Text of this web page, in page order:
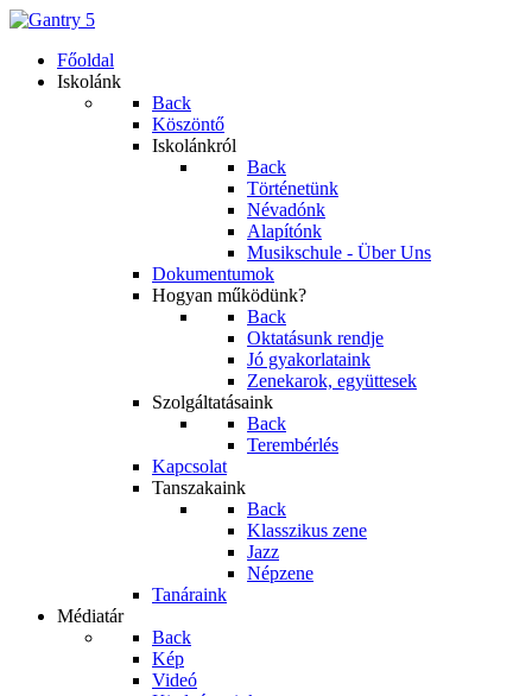
Főoldal
Iskolánk
Back
Köszöntő
Iskolánkról
Back
Történetünk
Névadónk
Alapítónk
Musikschule - Über Uns
Dokumentumok
Hogyan működünk?
Back
Oktatásunk rendje
Jó gyakorlataink
Zenekarok, együttesek
Szolgáltatásaink
Back
Terembérlés
Kapcsolat
Tanszakaink
Back
Klasszikus zene
Jazz
Népzene
Tanáraink
Médiatár
Back
Kép
Videó